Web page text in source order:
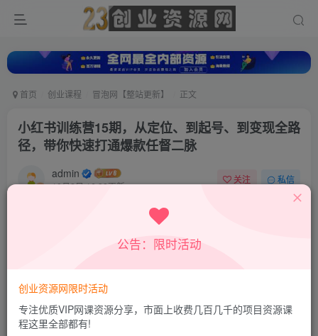
首页 创业课程 冒泡网【整站更新】 正文
小红书训练营15期，从定位、到起号、到变现全路
径，带你快速打通爆款任督二脉
admin
10月2日 16:32更新
关注 私信
超级会员
公告：限时活动
创业资源网限时活动
专注优质VIP网课资源分享，市面上收费几百几千的项目资源课
程这里全部都有!